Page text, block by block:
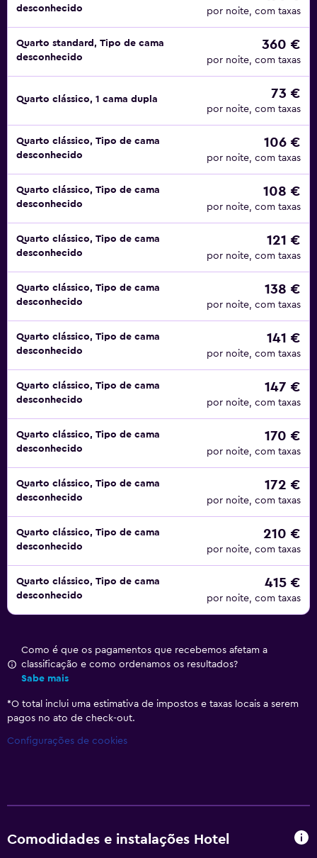
desconhecido
por noite, com taxas
Quarto standard, Tipo de cama
desconhecido
360 €
por noite, com taxas
Quarto clássico, 1 cama dupla 73 €
por noite, com taxas
Quarto clássico, Tipo de cama
desconhecido
106 €
por noite, com taxas
Quarto clássico, Tipo de cama
desconhecido
108 €
por noite, com taxas
Quarto clássico, Tipo de cama
desconhecido
121 €
por noite, com taxas
Quarto clássico, Tipo de cama
desconhecido
138 €
por noite, com taxas
Quarto clássico, Tipo de cama
desconhecido
141 €
por noite, com taxas
Quarto clássico, Tipo de cama
desconhecido
147 €
por noite, com taxas
Quarto clássico, Tipo de cama
desconhecido
170 €
por noite, com taxas
Quarto clássico, Tipo de cama
desconhecido
172 €
por noite, com taxas
Quarto clássico, Tipo de cama
desconhecido
210 €
por noite, com taxas
Quarto clássico, Tipo de cama
desconhecido
415 €
por noite, com taxas
Como é que os pagamentos que recebemos afetam a
classificação e como ordenamos os resultados?
Sabe mais
*O total inclui uma estimativa de impostos e taxas locais a serem
pagos no ato de check-out.
Configurações de cookies
Comodidades e instalações Hotel